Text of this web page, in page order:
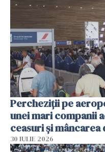
Percheziții pe
unei mari companii
ceasuri și
30 IULIE 2026